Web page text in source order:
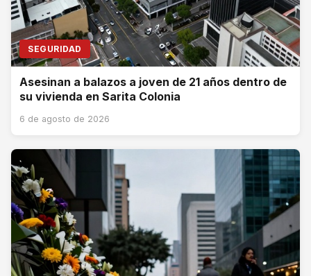
SEGURIDAD
Asesinan a balazos a joven de 21 años dentro de
su vivienda en Sarita Colonia
6 de agosto de 2026